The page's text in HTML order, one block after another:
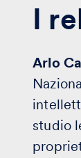
I
Arlo
studio